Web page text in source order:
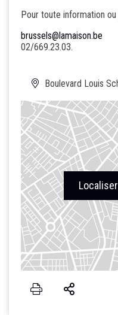
Pour toute information
brussels@lamaison.be
02/669.23.03.
Boulevard Louis